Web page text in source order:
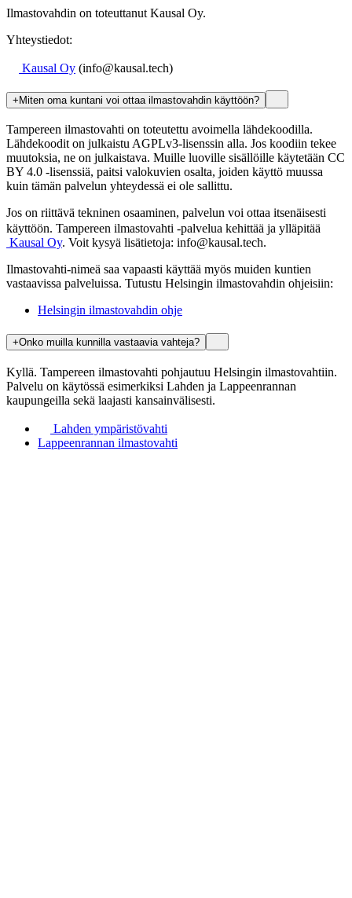
Ilmastovahdin on toteuttanut Kausal Oy.
Yhteystiedot:
Kausal Oy (info@kausal.tech)
+Miten oma kuntani voi ottaa ilmastovahdin käyttöön?
Tampereen ilmastovahti on toteutettu avoimella lähdekoodilla.
Lähdekoodit on julkaistu AGPLv3-lisenssin alla. Jos koodiin tekee
muutoksia, ne on julkaistava. Muille luoville sisällöille käytetään CC
BY 4.0 -lisenssiä, paitsi valokuvien osalta, joiden käyttö muussa
kuin tämän palvelun yhteydessä ei ole sallittu.
Jos on riittävä tekninen osaaminen, palvelun voi ottaa itsenäisesti
käyttöön. Tampereen ilmastovahti -palvelua kehittää ja ylläpitää
Kausal Oy. Voit kysyä lisätietoja: info@kausal.tech.
Ilmastovahti-nimeä saa vapaasti käyttää myös muiden kuntien
vastaavissa palveluissa. Tutustu Helsingin ilmastovahdin ohjeisiin:
Helsingin ilmastovahdin ohje
+Onko muilla kunnilla vastaavia vahteja?
Kyllä. Tampereen ilmastovahti pohjautuu Helsingin ilmastovahtiin.
Palvelu on käytössä esimerkiksi Lahden ja Lappeenrannan
kaupungeilla sekä laajasti kansainvälisesti.
Lahden ympäristövahti
Lappeenrannan ilmastovahti